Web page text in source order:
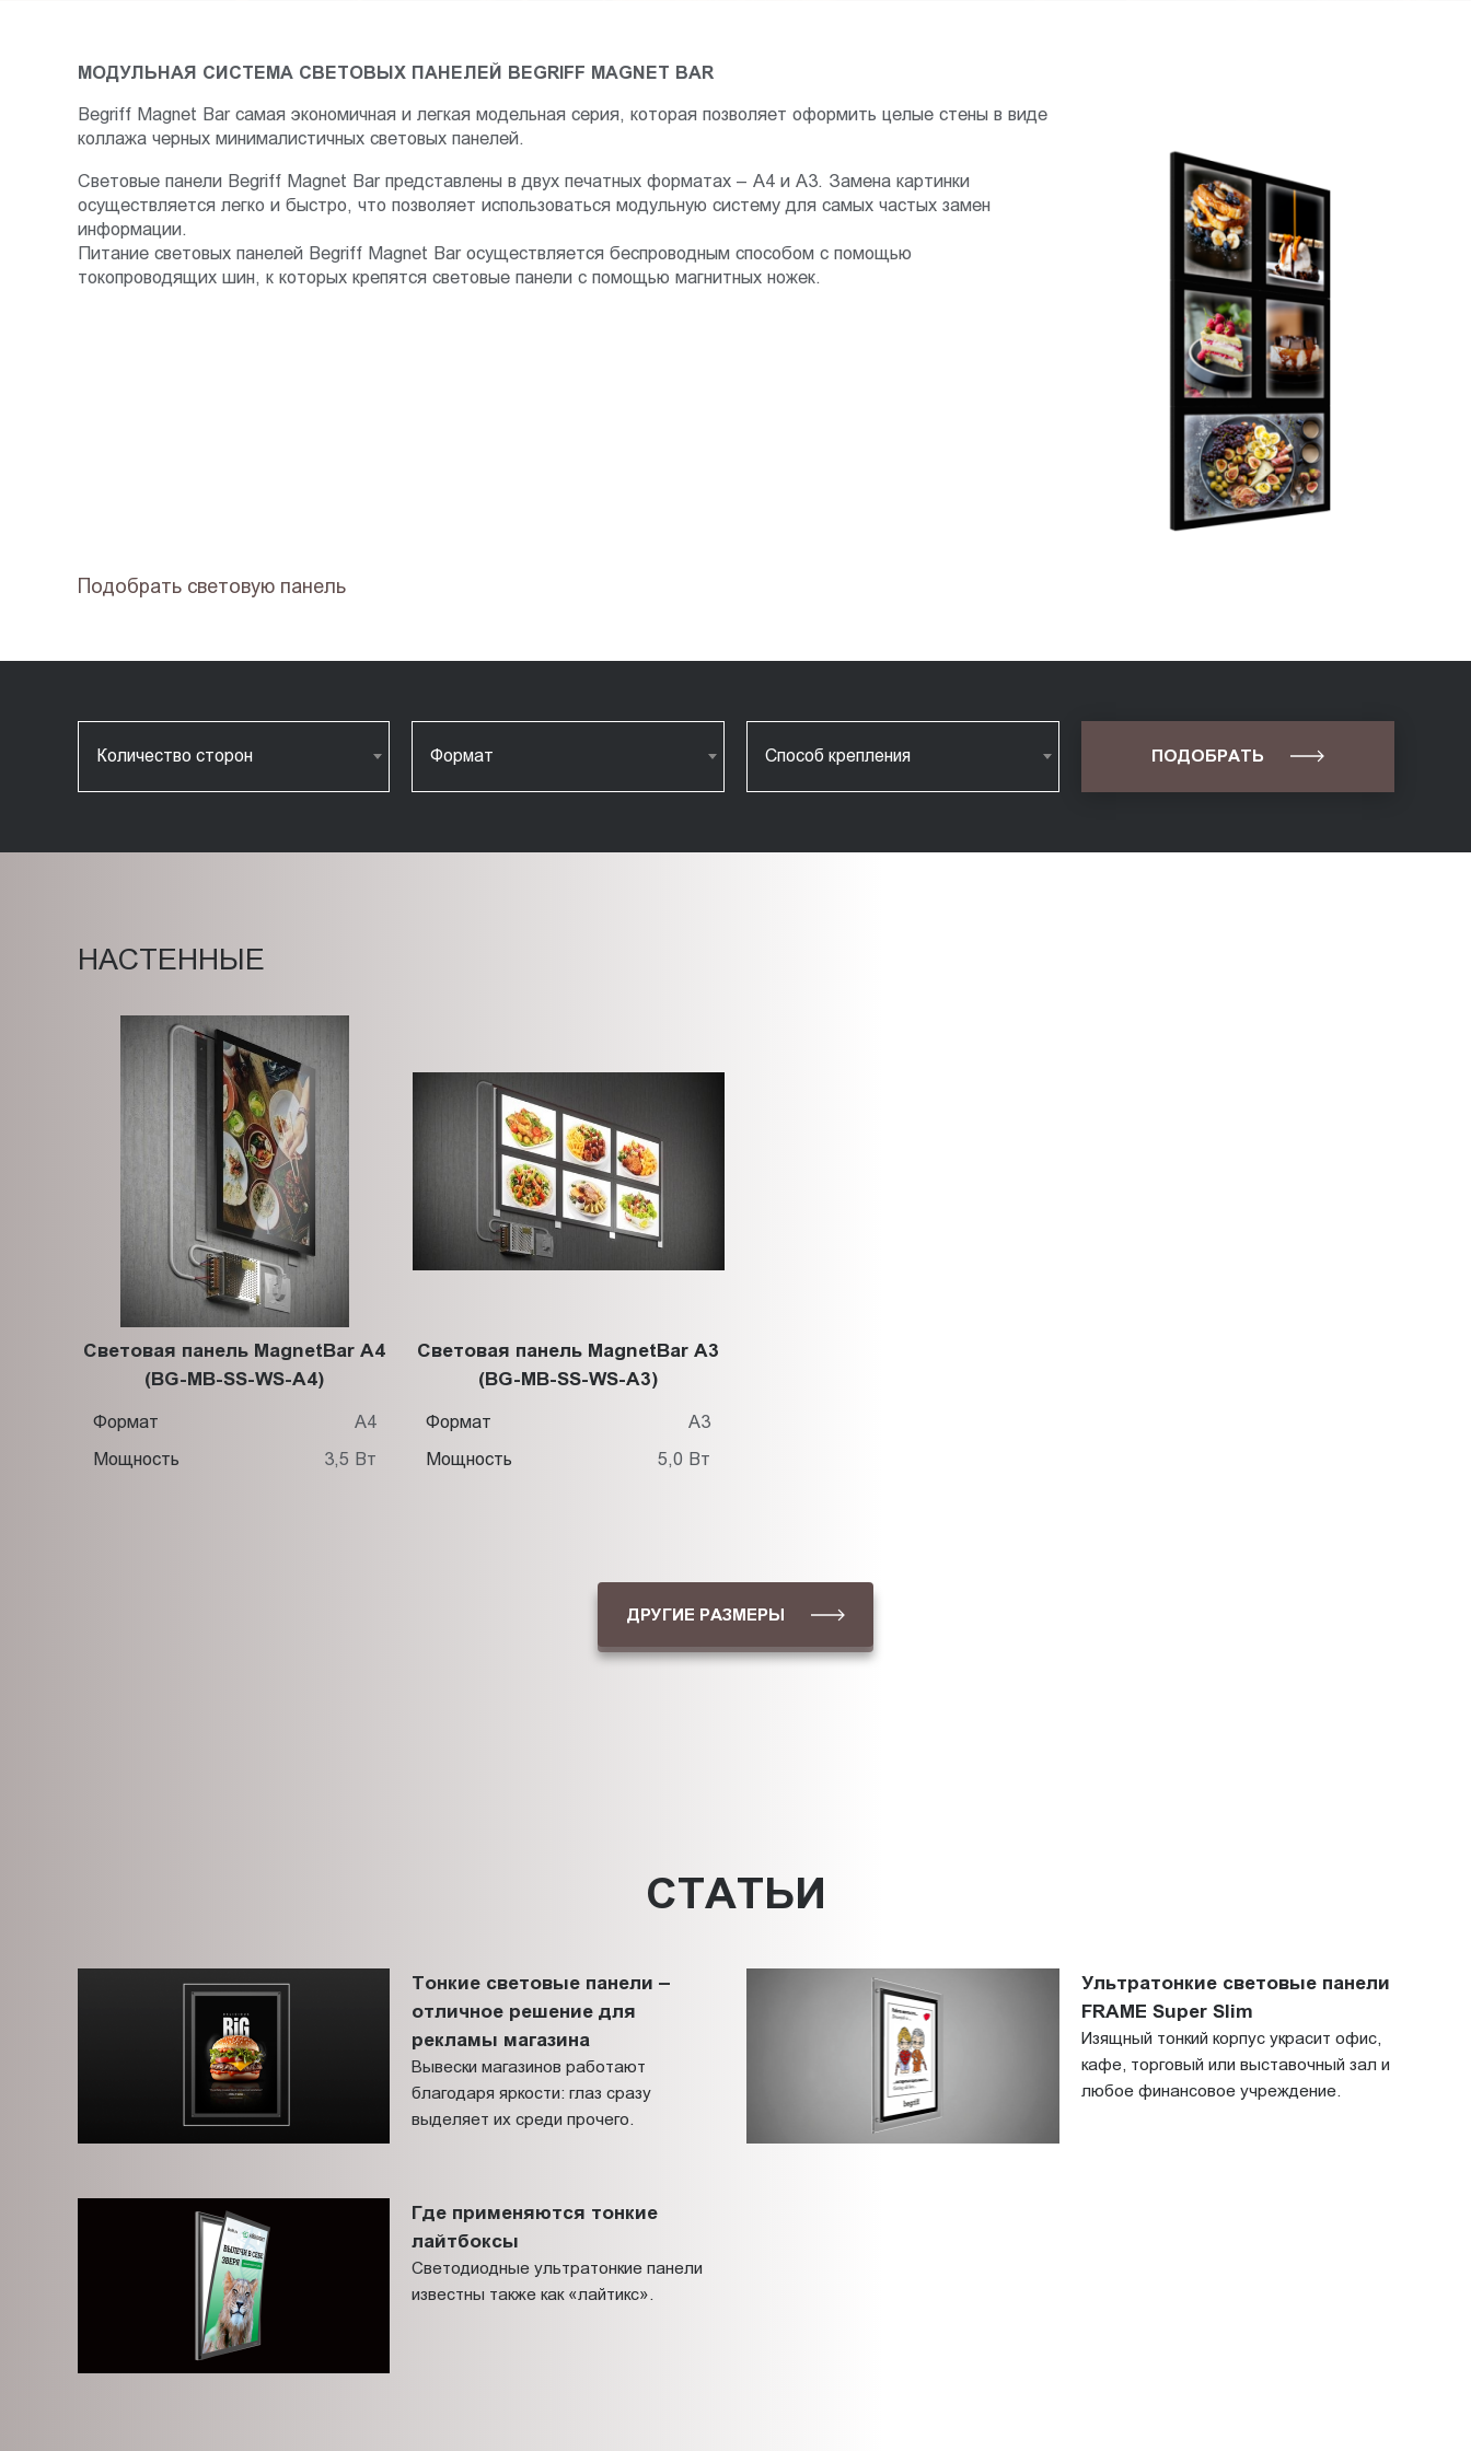
МОДУЛЬНАЯ СИСТЕМА СВЕТОВЫХ ПАНЕЛЕЙ BEGRIFF MAGNET BAR
Begriff Magnet Bar самая экономичная и легкая модельная серия, которая позволяет оформить целые стены в виде
коллажа черных минималистичных световых панелей.
Световые панели Begriff Magnet Bar представлены в двух печатных форматах – А4 и А3. Замена картинки
осуществляется легко и быстро, что позволяет использоваться модульную систему для самых частых замен
информации.
Питание световых панелей Begriff Magnet Bar осуществляется беспроводным способом с помощью
токопроводящих шин, к которых крепятся световые панели с помощью магнитных ножек.
Подобрать световую панель
Количество сторон Формат Способ крепления ПОДОБРАТЬ
НАСТЕННЫЕ
Световая панель MagnetBar A4
(BG-MB-SS-WS-A4)
Формат
A4
Мощность
3,5 Вт
Световая панель MagnetBar А3
(BG-MB-SS-WS-A3)
Формат
A3
Мощность
5,0 Вт
ДРУГИЕ РАЗМЕРЫ
СТАТЬИ
Тонкие световые панели –
отличное решение для
рекламы магазина
Вывески магазинов работают
благодаря яркости: глаз сразу
выделяет их среди прочего.
Ультратонкие световые панели
FRAME Super Slim
Изящный тонкий корпус украсит офис,
кафе, торговый или выставочный зал и
любое финансовое учреждение.
Где применяются тонкие
лайтбоксы
Светодиодные ультратонкие панели
известны также как «лайтикс».